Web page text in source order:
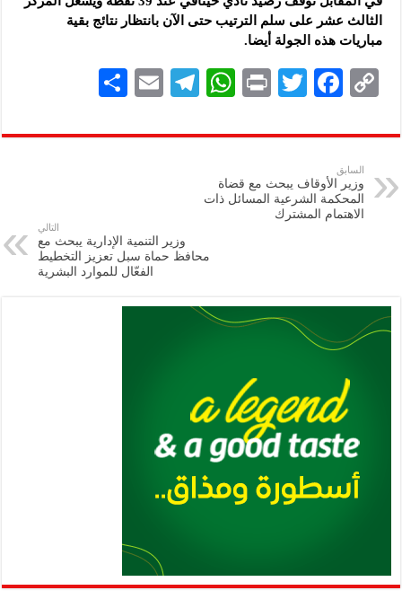
الثالث عشر على سلم الترتيب حتى الآن بانتظار نتائج بقية
مباريات هذه الجولة أيضا.
C
p
y
Li
n
F
eb
k
T
tt
P
nt
W
at
A
p
Te
gr
E
ai
ar
السابق
وزير الأوقاف يبحث مع قضاة
المحكمة الشرعية المسائل ذات
الاهتمام ‏المشترك
التالي
وزير التنمية الإدارية يبحث مع
محافظ حماة سبل تعزيز التخطيط
الفعّال ‏للموارد البشرية